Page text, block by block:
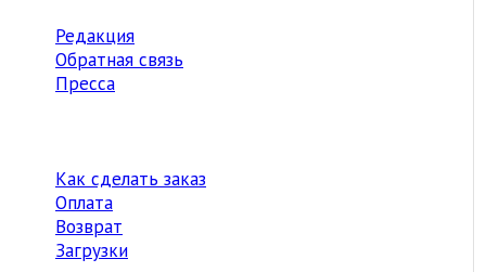
Редакция
Обратная связь
Пресса
Как сделать заказ
Оплата
Возврат
Загрузки